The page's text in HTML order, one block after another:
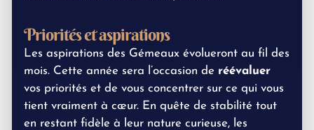
Priorités et aspirations
Les aspirations des Gémeaux évolueront au fil des
mois. Cette année sera l’occasion de réévaluer
vos priorités et de vous concentrer sur ce qui vous
tient vraiment à cœur. En quête de stabilité tout
en restant fidèle à leur nature curieuse, les